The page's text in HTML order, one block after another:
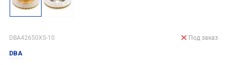
DBA42650XS-10
DBA
Под заказ